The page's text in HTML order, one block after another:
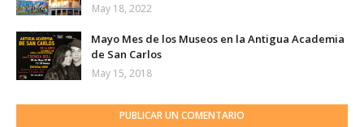
May 18, 2022
Mayo Mes de los Museos en la Antigua Academia
de San Carlos
May 15, 2018
PUBLICAR UN COMENTARIO